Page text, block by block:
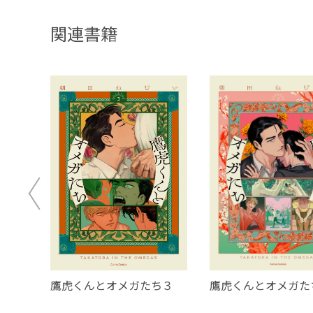
関連書籍
鷹虎くんとオメガたち３ 鷹虎くんとオメガ